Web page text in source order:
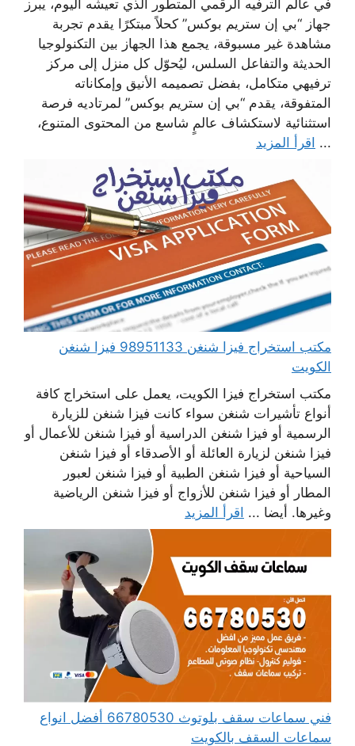
في عالم الترفيه الرقمي المتطور الذي تعيشه اليوم، يبرز
جهاز “بي إن ستريم بوكس” كحلاً مبتكرًا يقدم تجربة
مشاهدة غير مسبوقة، يجمع هذا الجهاز بين التكنولوجيا
الحديثة والتفاعل السلس، ليُحوّل كل منزل إلى مركز
ترفيهي متكامل، بفضل تصميمه الأنيق وإمكاناته
المتفوقة، يقدم “بي إن ستريم بوكس” لمرتاديه فرصة
استثنائية لاستكشاف عالمٍ شاسع من المحتوى المتنوع،
... اقرأ المزيد
مكتب استخراج فيزا شنغن 98951133 فيزا شنغن
الكويت
مكتب استخراج فيزا الكويت، يعمل على استخراج كافة
أنواع تأشيرات شنغن سواء كانت فيزا شنغن للزيارة
الرسمية أو فيزا شنغن الدراسية أو فيزا شنغن للأعمال أو
فيزا شنغن لزيارة العائلة أو الأصدقاء أو فيزا شنغن
السياحية أو فيزا شنغن الطبية أو فيزا شنغن لعبور
المطار أو فيزا شنغن للأزواج أو فيزا شنغن الرياضية
وغيرها. أيضا ... اقرأ المزيد
فني سماعات سقف بلوتوث 66780530 أفضل انواع
سماعات السقف بالكويت